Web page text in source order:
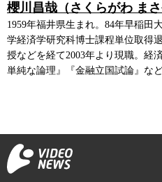
櫻川昌哉（さくらがわ まさ
1959年福井県生まれ。84年早稲田
学経済学研究科博士課程単位取得
授などを経て2003年より現職。経
単純な論理』『金融立国試論』など